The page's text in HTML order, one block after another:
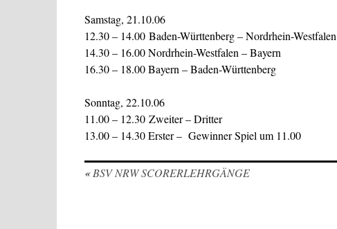
Samstag, 21.10.06
12.30 – 14.00 Baden-Württenberg – Nordrhein-Westfalen
14.30 – 16.00 Nordrhein-Westfalen – Bayern
16.30 – 18.00 Bayern – Baden-Württenberg
Sonntag, 22.10.06
11.00 – 12.30 Zweiter – Dritter
13.00 – 14.30 Erster – Gewinner Spiel um 11.00
«BSV NRW SCORERLEHRGÄNGE